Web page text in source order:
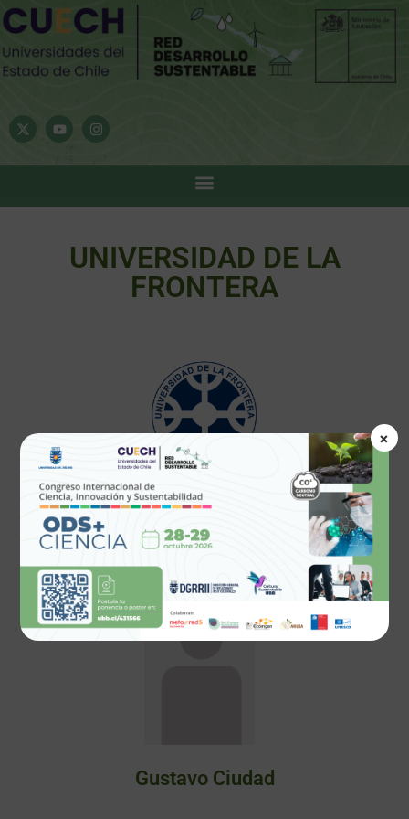
×
UNIVERSIDAD DE LA
FRONTERA
Gustavo Ciudad